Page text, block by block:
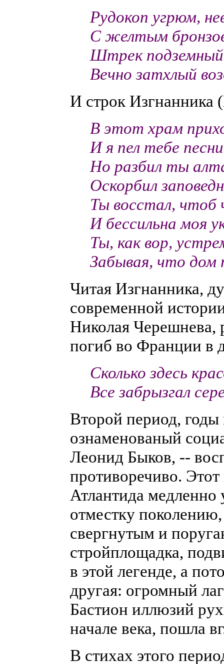
Рудокоп угрюм,
С желтым
Штрек
Вечно затхлый
И строк Изгнанника
В этот храм
И я пел тебе
Но разбил ты
Оскорбил
Ты восстал,
И бессильна моя
Ты, как вор,
Забывая, что
Читая Изгнанника,
современной
Николая Черешнева,
погиб во Франции в
Сколько здесь
Все забрызгал
Второй период,
ознаменованый
Леонид Быков, --
противоречиво. Этот
Атлантида медленно
отместку
свергнутым и
стройплощадка,
в этой легенде, а
другая: огромный
Бастион иллюзий
начале века, пошла
В стихах этого